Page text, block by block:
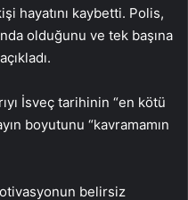
hayatını kaybetti. Polis,
olduğunu ve tek başına
İsveç tarihinin “en kötü
boyutunu “kavramamın
belirsiz